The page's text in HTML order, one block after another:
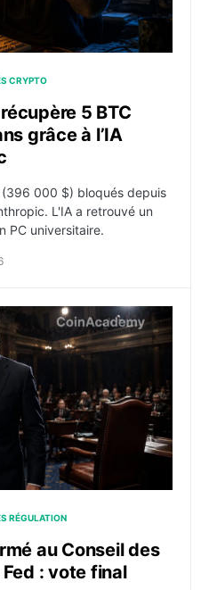
CRYPTO
5 BTC
grâce à l’IA
000 $) bloqués depuis
L'IA a retrouvé un
PC universitaire.
Conseil des gouverneurs
RÉGULATION
au Conseil des
: vote final